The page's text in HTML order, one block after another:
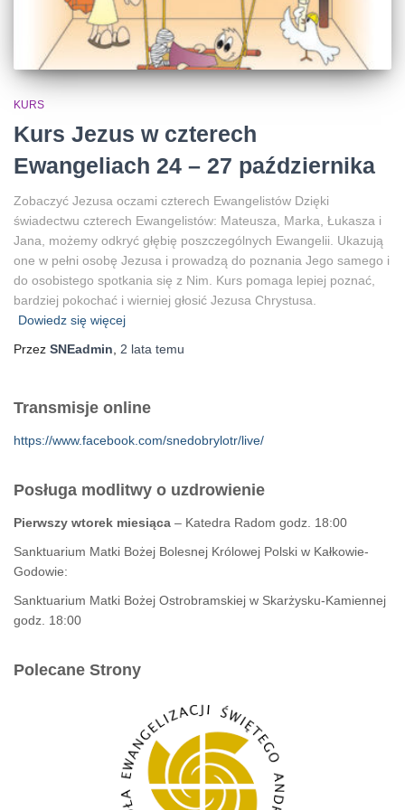
KURS
Kurs Jezus w czterech
Ewangeliach 24 – 27 października
Zobaczyć Jezusa oczami czterech Ewangelistów Dzięki
świadectwu czterech Ewangelistów: Mateusza, Marka, Łukasza i
Jana, możemy odkryć głębię poszczególnych Ewangelii. Ukazują
one w pełni osobę Jezusa i prowadzą do poznania Jego samego i
do osobistego spotkania się z Nim. Kurs pomaga lepiej poznać,
bardziej pokochać i wierniej głosić Jezusa Chrystusa.
Dowiedz się więcej
Przez SNEadmin 2 lata temu
Transmisje online
https://www.facebook.com/snedobrylotr/live/
Posługa modlitwy o uzdrowienie
Pierwszy wtorek miesiąca – Katedra Radom godz. 18:00
Sanktuarium Matki Bożej Bolesnej Królowej Polski w Kałkowie-
Godowie:
Sanktuarium Matki Bożej Ostrobramskiej w Skarżysku-Kamiennej
godz. 18:00
Polecane Strony